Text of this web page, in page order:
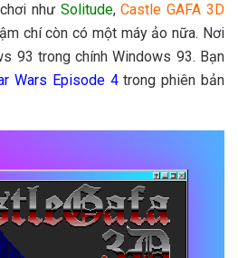
như Solitude,Castle GAFA 3D
chí còn có một máy ảo nữa. Nơi
93 trong chính Windows 93. Bạn
Wars Episode 4trong phiên bản